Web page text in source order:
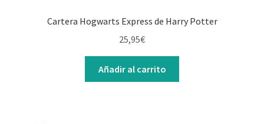
Cartera Hogwarts Express de Harry Potter
25,95€
Añadir al carrito